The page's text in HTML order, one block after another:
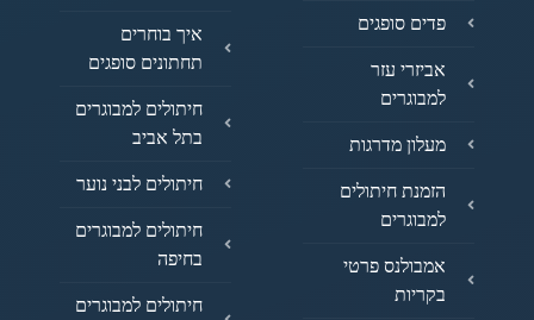
פדים סופגים
מעלון מדרגות
הזמנת חיתולים
אמבולנס פרטי
תחתונים סופגים
חיתולים למבוגרים
חיתולים לבני נוער
חיתולים למבוגרים
חיתולים למבוגרים